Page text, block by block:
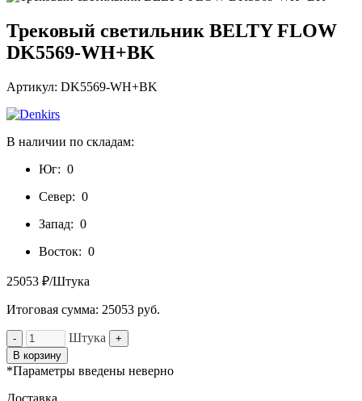
Трековый светильник BELTY FLOW
DK5569-WH+BK
Артикул: DK5569-WH+BK
В наличии по складам:
Юг: 0
Север: 0
Запад: 0
Восток: 0
25053 ₽/Штука
Итоговая сумма: 25053 руб.
- Штука
+
В корзину
*Параметры введены неверно
Доставка